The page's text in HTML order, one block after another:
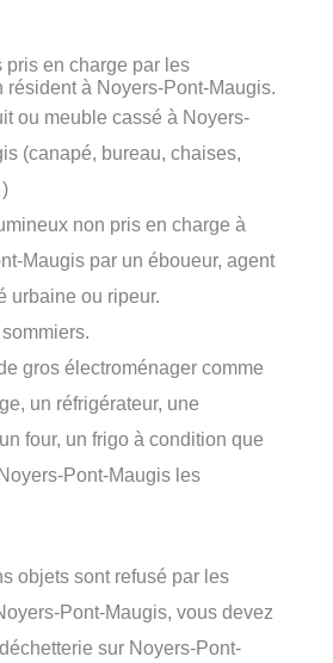
pris en charge par les
résident à Noyers-Pont-Maugis.
ou meuble cassé à Noyers-
(canapé, bureau, chaises,
non pris en charge à
Maugis par un éboueur, agent
urbaine ou ripeur.
gros électroménager comme
un réfrigérateur, une
four, un frigo à condition que
Pont-Maugis les
objets sont refusé par les
Pont-Maugis, vous devez
sur Noyers-Pont-